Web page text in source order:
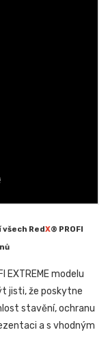
RedX® PROFI
EXTREME modelu
jisti, že poskytne
stavění, ochranu
a s vhodným